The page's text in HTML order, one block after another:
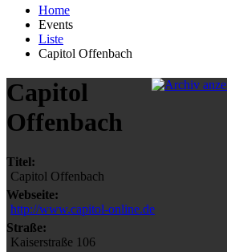
Home
Events
Liste
Capitol Offenbach
Capitol
Offenbach
Titel:
Capitol Offenbach
Webseite:
http://www.capitol-online.de
Straße:
Kaiserstraße 106